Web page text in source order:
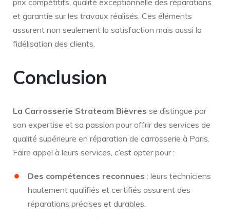
et garantie sur les travaux réalisés. Ces éléments
assurent non seulement la satisfaction mais aussi la
fidélisation des clients.
Conclusion
La Carrosserie Strateam Bièvres se distingue par
son expertise et sa passion pour offrir des services de
qualité supérieure en réparation de carrosserie à Paris.
Faire appel à leurs services, c’est opter pour :
Des compétences reconnues : leurs techniciens
hautement qualifiés et certifiés assurent des
réparations précises et durables.